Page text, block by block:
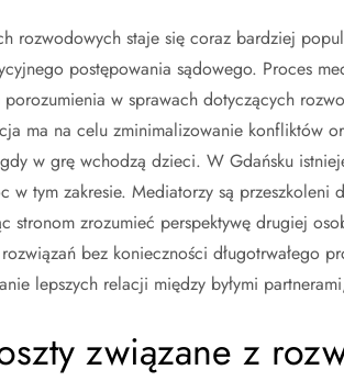
rozwodowych staje się coraz bardziej
postępowania sądowego. Proces
w sprawach dotyczących
ma na celu zminimalizowanie konfliktów
w grę wchodzą dzieci. W Gdańsku
w tym zakresie. Mediatorzy są
stronom zrozumieć perspektywę drugiej
bez konieczności długotrwałego
lepszych relacji między byłymi
związane z